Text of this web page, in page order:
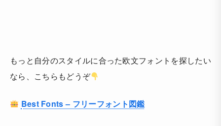
もっと自分のスタイルに合った欧文フォントを探したい
なら、こちらもどうぞ
Best Fonts – フリーフォント図鑑